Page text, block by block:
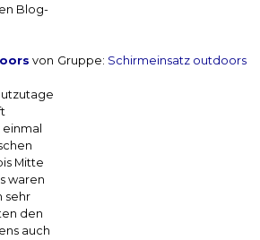
Blog-
von Gruppe: Schirmeinsatz outdoors
Mitte
waren
sehr
den
auch